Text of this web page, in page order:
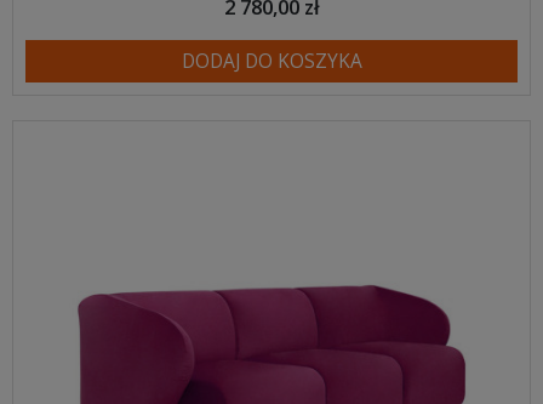
2 780,00 zł
DODAJ DO KOSZYKA